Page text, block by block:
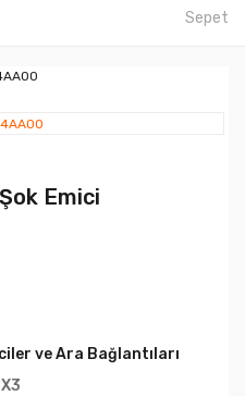
Sepet
Emici
ve Ara Bağlantıları